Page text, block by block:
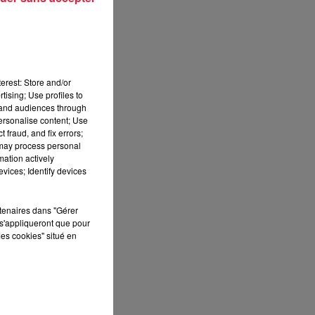
Store and/or
Use profiles to
audiences through
content; Use
fraud, and fix errors;
process personal
actively
Identify devices
dans "Gérer
que pour
cookies" situé en